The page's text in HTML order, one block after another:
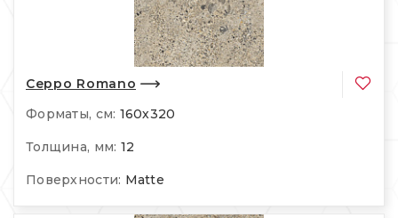
Ceppo Romano
Форматы, см: 160х320
Толщина, мм: 12
Поверхности: Matte